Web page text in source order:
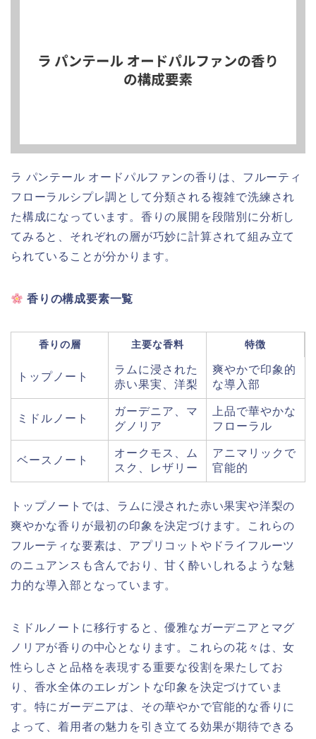
ラ パンテール オードパルファンの香りは、フルーティ
フローラルシプレ調として分類される複雑で洗練され
た構成になっています。香りの展開を段階別に分析し
てみると、それぞれの層が巧妙に計算されて組み立て
られていることが分かります。
香りの構成要素一覧
香りの層 主要な香料 特徴
トップノート
ラムに浸された
赤い果実、洋梨
爽やかで印象的
な導入部
ミドルノート
ガーデニア、マ
グノリア
上品で華やかな
フローラル
ベースノート
オークモス、ム
スク、レザリー
アニマリックで
官能的
トップノートでは、ラムに浸された赤い果実や洋梨の
爽やかな香りが最初の印象を決定づけます。これらの
フルーティな要素は、アプリコットやドライフルーツ
のニュアンスも含んでおり、甘く酔いしれるような魅
力的な導入部となっています。
ミドルノートに移行すると、優雅なガーデニアとマグ
ノリアが香りの中心となります。これらの花々は、女
性らしさと品格を表現する重要な役割を果たしてお
り、香水全体のエレガントな印象を決定づけていま
す。特にガーデニアは、その華やかで官能的な香りに
よって、着用者の魅力を引き立てる効果が期待できる